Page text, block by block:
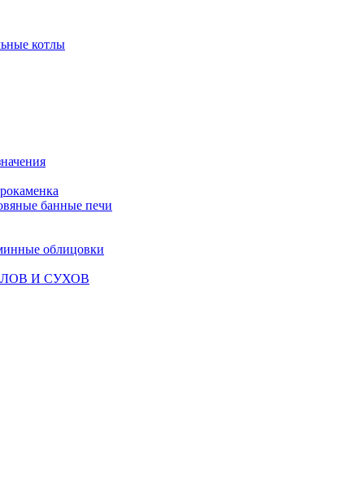
котлы
банные печи
облицовки
И СУХОВ